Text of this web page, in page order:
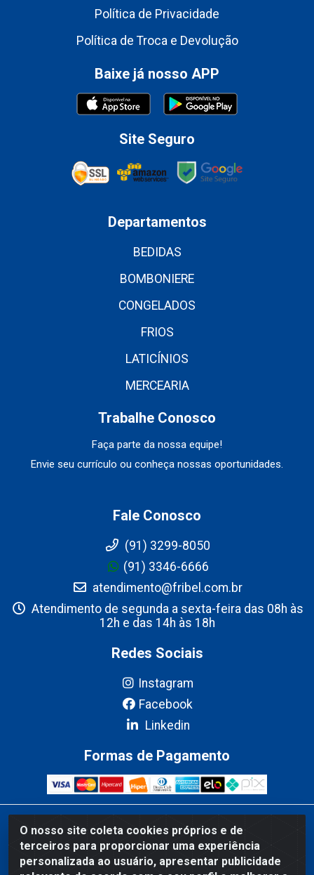
O nosso site coleta cookies próprios e de
terceiros para proporcionar uma experiência
personalizada ao usuário, apresentar publicidade
Política de Privacidade
Política de Troca e Devolução
Baixe já nosso APP
Site Seguro
Departamentos
BEDIDAS
BOMBONIERE
CONGELADOS
FRIOS
LATICÍNIOS
MERCEARIA
Trabalhe Conosco
Faça parte da nossa equipe!
Envie seu currículo ou conheça nossas oportunidades.
Fale Conosco
(91) 3299-8050
(91) 3346-6666
atendimento@fribel.com.br
Atendimento de segunda a sexta-feira das 08h às
12h e das 14h às 18h
Redes Sociais
Instagram
Facebook
Linkedin
Formas de Pagamento
Fribel Comercio de Alimentos LTDA - Travessa Pedro Marques de
Mesquita, 707 - Bairro Centro, Marituba/PA - CEP 67200-000 -
CNPJ 06.035.543/0001-20